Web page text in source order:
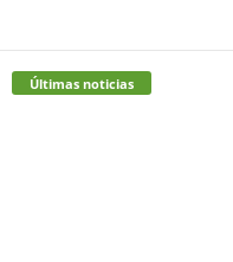
Últimas noticias